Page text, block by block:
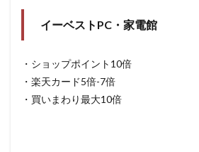
イーベストPC・家電館
・ショップポイント10倍
・楽天カード5倍-7倍
・買いまわり最大10倍